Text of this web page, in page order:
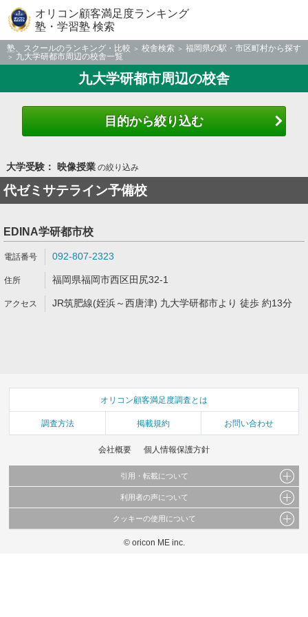
オリコン顧客満足度ランキング
塾・学習塾 検索
塾、スクールのランキング・比較 校舎検索
福岡県の駅・市区町村から探す
九大学研都市周辺の校舎一覧
九大学研都市周辺の校舎
目的から絞り込む
大学受験： 映像授業の絞り込み
代ゼミサテライン予備校
EDINA学研都市校
092-807-2323
福岡県福岡市西区田尻32-1
JR筑肥線(姪浜～西唐津) 九大学研都市より 徒歩 約13分
オリコン顧客満足度調査とは
調査方法 掲載規約 お問い合わせ
会社概要 個人情報保護方針
引用・転載について
当サイトで公開されている情報（文字、写真、イラスト、画像データ等）及びこれらの配
これらの情報を権利者の許可なく無断転載・複製などの二次利用を行うことは固く禁じて
利用者の声について
当サイトに掲載している内容はすべてサービスの利用者が提出された見解・感想です。
弊社の見解・ 意見ではないことをご理解いただいた上でご覧ください。
クッキーの使用について
このサイトでは Cookie を使用して、ユーザーに合わせたコンテンツや広告の表示、ソー
© oricon ME inc.